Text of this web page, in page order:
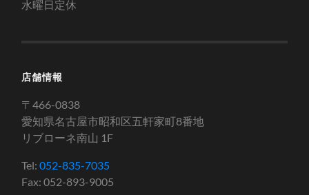
水曜日定休
店舗情報
〒466-0838
愛知県名古屋市昭和区五軒家町8番地
リブローネ南山 1F
Tel:052-835-7035
Fax: 052-893-9005